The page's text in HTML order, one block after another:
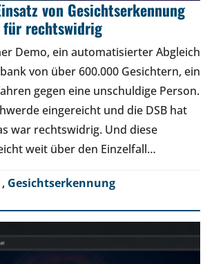
von Gesichtserkennung
rechtswidrig
Demo, ein automatisierter Abgleich
von über 600.000 Gesichtern, ein
gegen eine unschuldige Person.
eingereicht und die DSB hat
war rechtswidrig. Und diese
weit über den Einzelfall…
, Gesichtserkennung